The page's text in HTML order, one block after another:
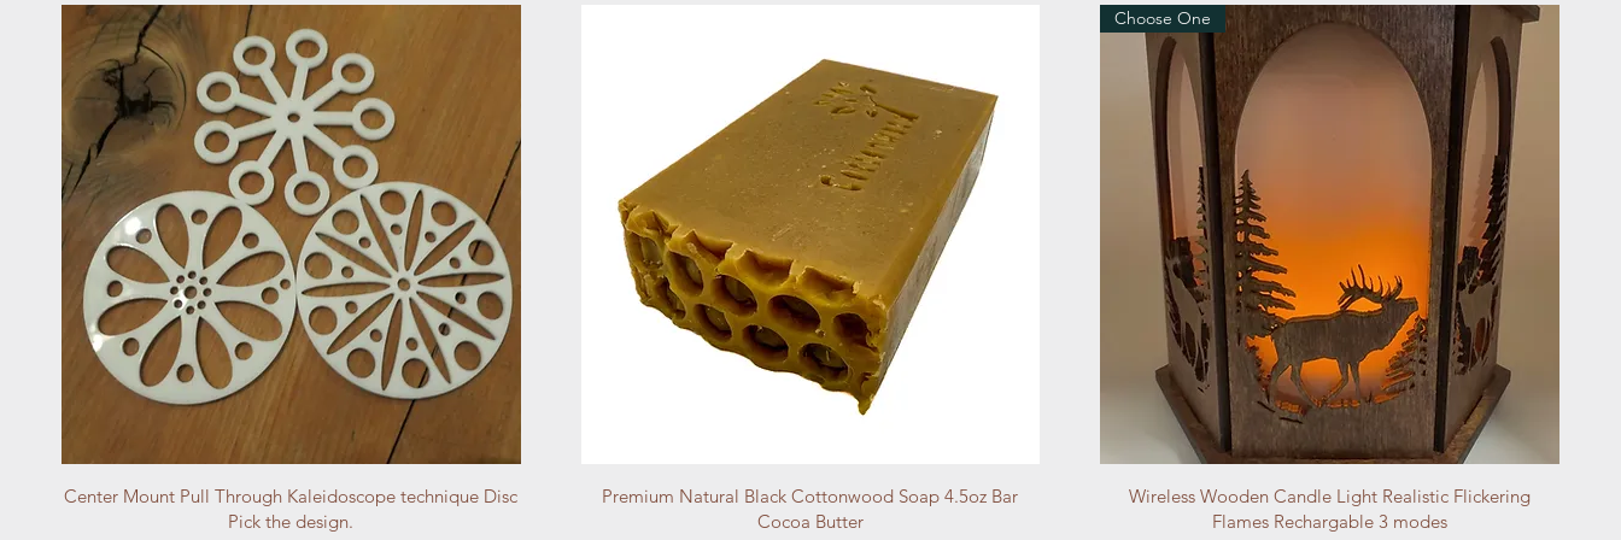
Vista rápida
Center Mount Pull Through Kaleidoscope technique Disc
Pick the design.
Vista rápida
Premium Natural Black Cottonwood Soap 4.5oz Bar
Cocoa Butter
Vista rápida
Choose One
Wireless Wooden Candle Light Realistic Flickering
Flames Rechargable 3 modes